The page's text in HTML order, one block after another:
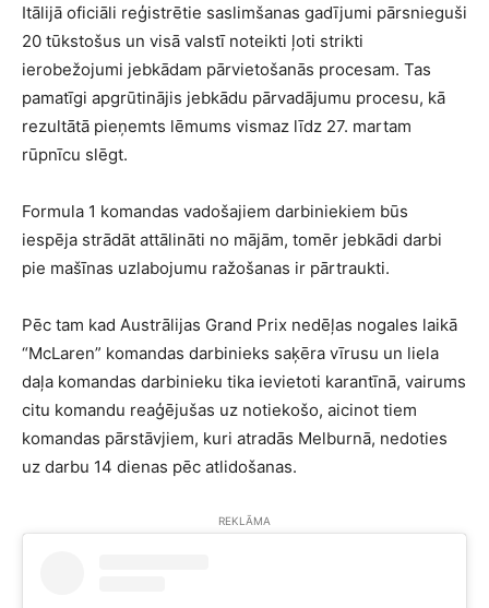
Itālijā oficiāli reģistrētie saslimšanas gadījumi pārsnieguši
20 tūkstošus un visā valstī noteikti ļoti strikti
ierobežojumi jebkādam pārvietošanās procesam. Tas
pamatīgi apgrūtinājis jebkādu pārvadājumu procesu, kā
rezultātā pieņemts lēmums vismaz līdz 27. martam
rūpnīcu slēgt.
Formula 1 komandas vadošajiem darbiniekiem būs
iespēja strādāt attālināti no mājām, tomēr jebkādi darbi
pie mašīnas uzlabojumu ražošanas ir pārtraukti.
Pēc tam kad Austrālijas Grand Prix nedēļas nogales laikā
“McLaren” komandas darbinieks saķēra vīrusu un liela
daļa komandas darbinieku tika ievietoti karantīnā, vairums
citu komandu reaģējušas uz notiekošo, aicinot tiem
komandas pārstāvjiem, kuri atradās Melburnā, nedoties
uz darbu 14 dienas pēc atlidošanas.
REKLĀMA